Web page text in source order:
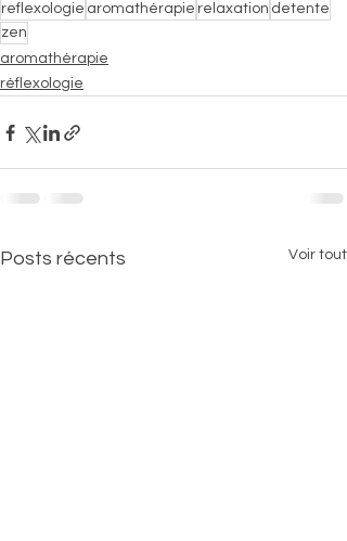
reflexologie aromathérapie relaxation detente
zen
aromathérapie
réflexologie
Posts récents Voir tout